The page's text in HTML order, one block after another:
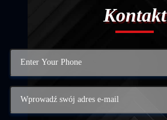
Kontakt